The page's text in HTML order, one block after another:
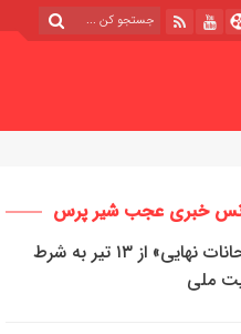
خبری عجب شیر پرس
برگزاری حضوری «امتحانات نهایی» از ۱۳ تیر به شرط
ملی